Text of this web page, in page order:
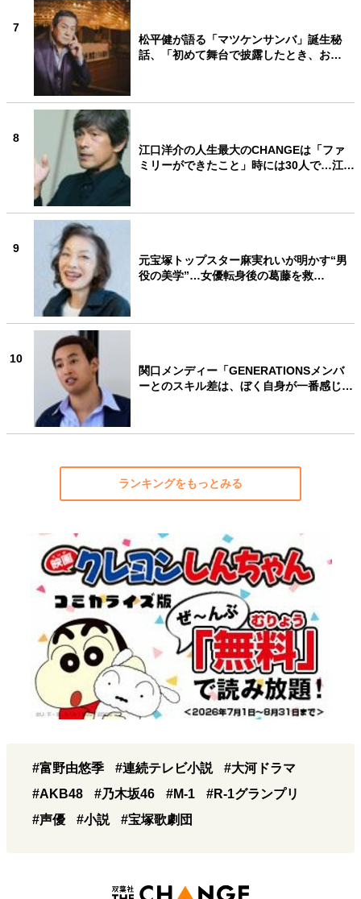
7
松平健が語る「マツケンサンバ」誕生秘
話、「初めて舞台で披露したとき、お…
8
江口洋介の人生最大のCHANGEは「ファ
ミリーができたこと」時には30人で…江…
9
元宝塚トップスター麻実れいが明かす“男
役の美学”…女優転身後の葛藤を救…
10
関口メンディー「GENERATIONSメンバ
ーとのスキル差は、ぼく自身が一番感じ…
ランキングをもっとみる
#富野由悠季 #連続テレビ小説
#大河ドラマ
#AKB48
#乃木坂46 #M-1
#R-1グランプリ
#声優
#小説 #宝塚歌劇団